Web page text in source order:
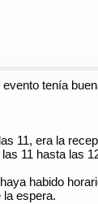
evento tenía
11, era la
11 hasta las
habido
la espera.